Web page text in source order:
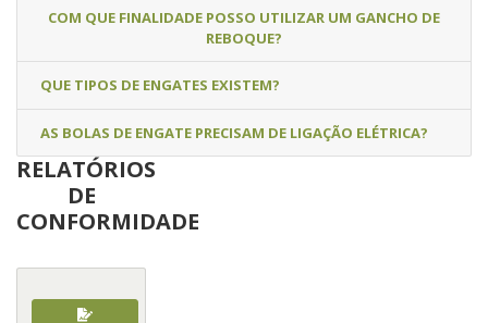
COM QUE FINALIDADE POSSO UTILIZAR UM GANCHO DE
REBOQUE?
QUE TIPOS DE ENGATES EXISTEM?
AS BOLAS DE ENGATE PRECISAM DE LIGAÇÃO ELÉTRICA?
RELATÓRIOS
DE
CONFORMIDADE